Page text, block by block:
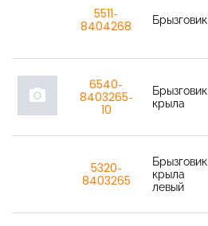
5511-
8404268
Брызговик
photo_camera
6540-
8403265-
10
Брызговик
крыла
5320-
8403265
Брызговик
крыла
левый